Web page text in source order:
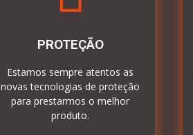
PROTEÇÃO
Estamos sempre atentos as
novas tecnologias de proteção
para prestarmos o melhor
produto.